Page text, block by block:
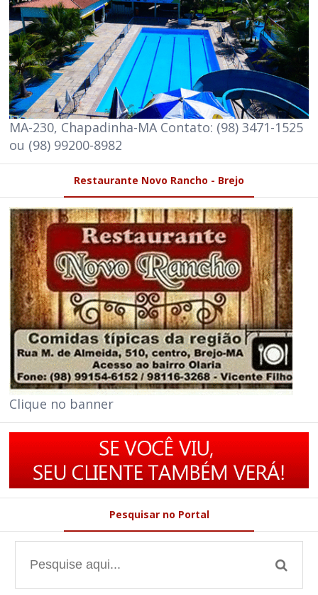
MA-230, Chapadinha-MA Contato: (98) 3471-1525
ou (98) 99200-8982
Restaurante Novo Rancho - Brejo
Clique no banner
Pesquisar no Portal